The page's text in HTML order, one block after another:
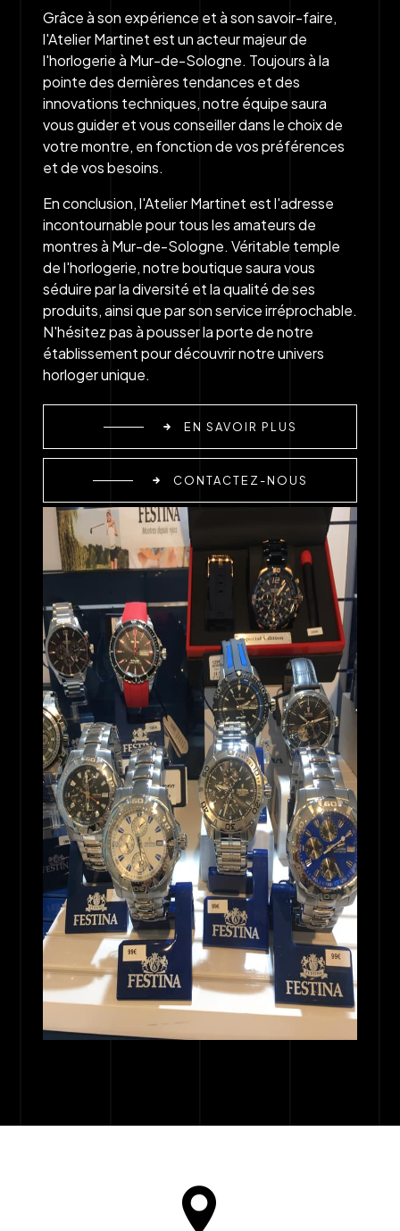
Grâce à son expérience et à son savoir-faire,
l'Atelier Martinet est un acteur majeur de
l'horlogerie à Mur-de-Sologne. Toujours à la
pointe des dernières tendances et des
innovations techniques, notre équipe saura
vous guider et vous conseiller dans le choix de
votre montre, en fonction de vos préférences
et de vos besoins.
En conclusion, l'Atelier Martinet est l'adresse
incontournable pour tous les amateurs de
montres à Mur-de-Sologne. Véritable temple
de l'horlogerie, notre boutique saura vous
séduire par la diversité et la qualité de ses
produits, ainsi que par son service irréprochable.
N'hésitez pas à pousser la porte de notre
établissement pour découvrir notre univers
horloger unique.
EN SAVOIR PLUS
CONTACTEZ-NOUS